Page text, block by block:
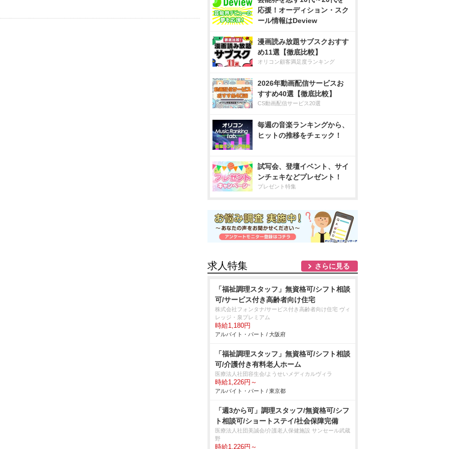
応援！オーディション・スク
ール情報はDeview
漫画読み放題サブスクおすす
め11選【徹底比較】
オリコン顧客満足度ランキング
2026年動画配信サービスお
すすめ40選【徹底比較】
CS動画配信サービス20選
毎週の音楽ランキングから、
ヒットの推移をチェック！
試写会、登壇イベント、サイ
ンチェキなどプレゼント！
プレゼント特集
求人特集 さらに見る
「福祉調理スタッフ」無資格可/シフト相談
可/サービス付き高齢者向け住宅
株式会社フォンタナ/サービス付き高齢者向け住宅 ヴィ
レッジ・泉プレミアム
時給1,180円
アルバイト・パート / 大阪府
「福祉調理スタッフ」無資格可/シフト相談
可/介護付き有料老人ホーム
医療法人社団容生会/ようせいメディカルヴィラ
時給1,226円～
アルバイト・パート / 東京都
「週3から可」調理スタッフ/無資格可/シフ
ト相談可/ショートステイ/社会保障完備
医療法人社団美誠会/介護老人保健施設 サンセール武蔵
野
時給1,226円～